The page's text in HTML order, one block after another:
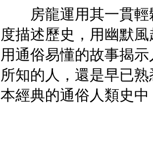
房龍運用其一貫輕
度描述歷史，用幽默
用通俗易懂的故事揭
所知的人，還是早已
本經典的通俗人類史